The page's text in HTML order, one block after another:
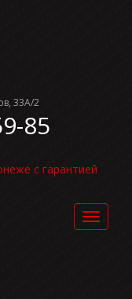
33А/2
85
с гарантией
Toggle